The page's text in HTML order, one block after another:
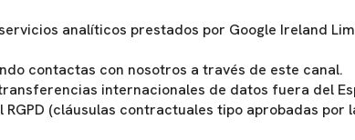
analíticos prestados por Google Ireland
contactas con nosotros a través de este canal.
internacionales de datos fuera del
(cláusulas contractuales tipo aprobadas por